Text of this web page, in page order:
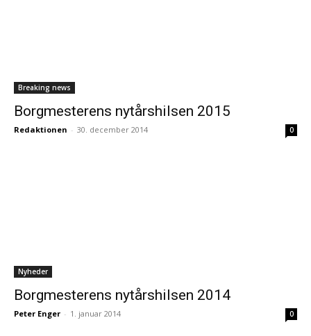
Breaking news
Borgmesterens nytårshilsen 2015
Redaktionen - 30. december 2014 0
Nyheder
Borgmesterens nytårshilsen 2014
Peter Enger - 1. januar 2014 0